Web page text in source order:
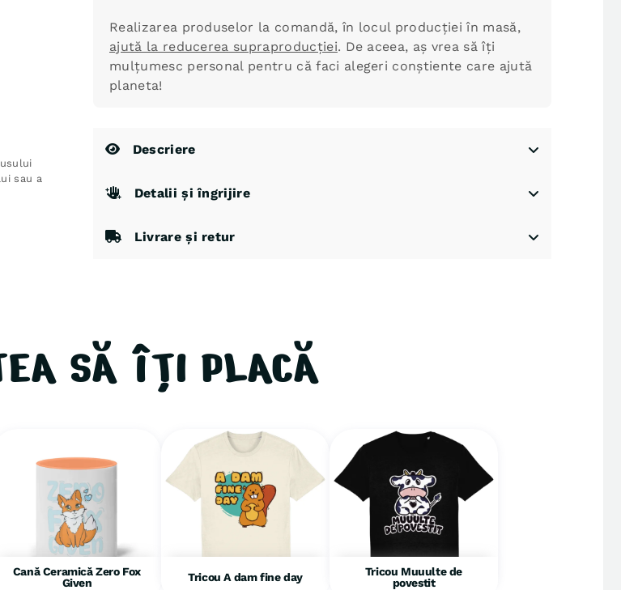
sau a
Realizarea produselor la comandă, în locul producției în masă,
ajută la reducerea supraproducției. De aceea, aș vrea să îți
mulțumesc personal pentru că faci alegeri conștiente care ajută
planeta!
Descriere
Detalii și îngrijire
Livrare și retur
SĂ ÎȚI PLACĂ
Cană Ceramică Zero Fox
Given
Tricou A dam fine day
Tricou Muuulte de
povestit